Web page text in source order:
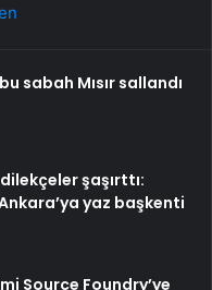
sabah Mısır sallandı
şaşırttı:
yaz başkenti
Source Foundry’ye